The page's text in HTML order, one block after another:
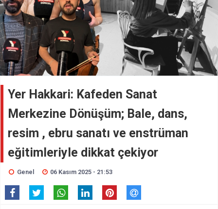
Yer Hakkari: Kafeden Sanat
Merkezine Dönüşüm; Bale, dans,
resim , ebru sanatı ve enstrüman
eğitimleriyle dikkat çekiyor
Genel 06 Kasım 2025 - 21:53